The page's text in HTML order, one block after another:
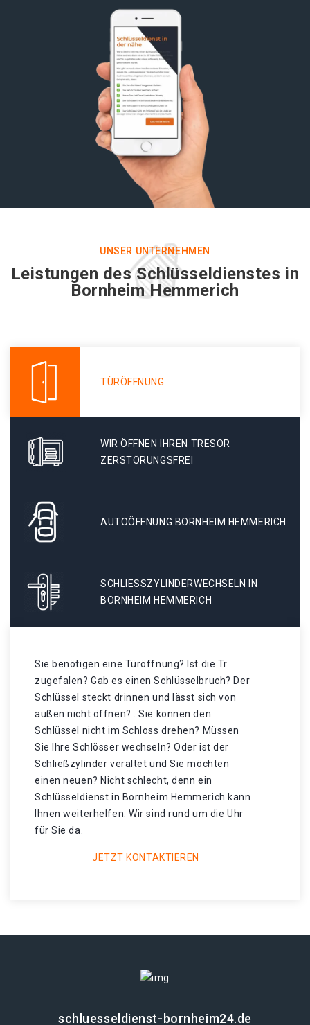
UNSER UNTERNEHMEN
Leistungen des Schlüsseldienstes in
Bornheim Hemmerich
TÜRÖFFNUNG
WIR ÖFFNEN IHREN TRESOR
ZERSTÖRUNGSFREI
AUTOÖFFNUNG BORNHEIM HEMMERICH
SCHLIESSZYLINDERWECHSELN IN B
ORNHEIM HEMMERICH
Sie benötigen eine Türöffnung? Ist die Tr
zugefalen? Gab es einen Schlüsselbruch? Der
Schlüssel steckt drinnen und lässt sich von
außen nicht öffnen? . Sie können den
Schlüssel nicht im Schloss drehen? Müssen
Sie Ihre Schlösser wechseln? Oder ist der
Schließzylinder veraltet und Sie möchten
einen neuen? Nicht schlecht, denn ein
Schlüsseldienst in Bornheim Hemmerich kann
Ihnen weiterhelfen. Wir sind rund um die Uhr
für Sie da.
JETZT KONTAKTIEREN
schluesseldienst-bornheim24.de